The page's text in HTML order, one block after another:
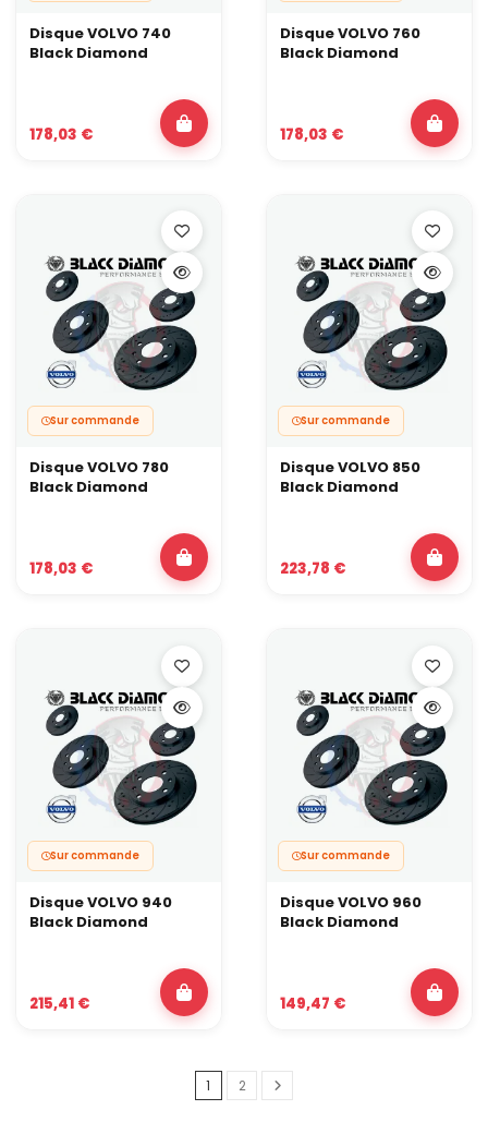
Disque VOLVO 740
Black Diamond
178,03 €
Disque VOLVO 760
Black Diamond
178,03 €
Sur commande
Disque VOLVO 780
Black Diamond
178,03 €
Sur commande
Disque VOLVO 850
Black Diamond
223,78 €
Sur commande
Disque VOLVO 940
Black Diamond
215,41 €
Sur commande
Disque VOLVO 960
Black Diamond
149,47 €
1 2